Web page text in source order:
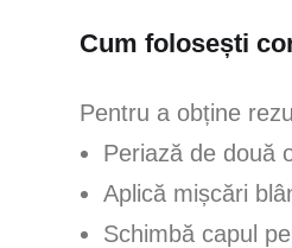
Cum folosești
Pentru a obține
Periază de două
Aplică mișcări
Schimbă capul